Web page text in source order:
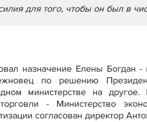
для того, чтобы он был в
назначение Елены Богдан
по решению
министерстве на другое.
- Министерство
согласован директор